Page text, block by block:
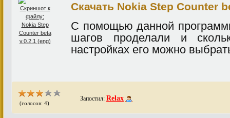
Скачать Nokia Step Counter
С помощью данной
шагов проделали и
настройках его можно
(голосов: 4)
Запостил: Relax